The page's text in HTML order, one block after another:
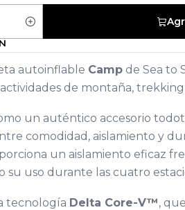
autoinflable Camp de Sea to
de montaña,
un auténtico accesorio
comodidad, aislamiento y
un aislamiento eficaz
su uso durante las cuatro
tecnología Delta Core-V™,